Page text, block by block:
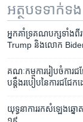
អត្ថបទ​ទាក់ទង
អ្នក​គាំទ្រ​គណបក្ស​ទាំង​ពី
Trump និង​លោក
គណៈកម្មការ​រៀបចំ​កា
បន្ដឹង​របៀប​នៃ​ការ​ជជែ
យុទ្ធនា​ការ​រក​សំឡេង​​​ឆ្
១៩​​